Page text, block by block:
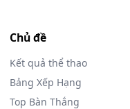
Chủ đề
Kết quả thể thao
Bảng Xếp Hạng
Top Bàn Thắng